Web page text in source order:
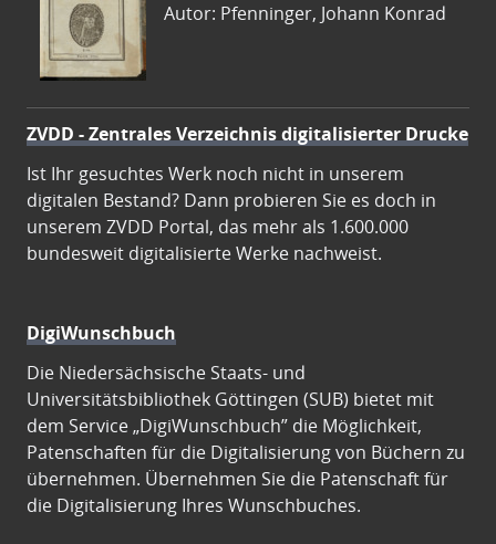
Autor: Pfenninger, Johann Konrad
ZVDD - Zentrales Verzeichnis digitalisierter Drucke
Ist Ihr gesuchtes Werk noch nicht in unserem
digitalen Bestand? Dann probieren Sie es doch in
unserem ZVDD Portal, das mehr als 1.600.000
bundesweit digitalisierte Werke nachweist.
DigiWunschbuch
Die Niedersächsische Staats- und
Universitätsbibliothek Göttingen (SUB) bietet mit
dem Service „DigiWunschbuch” die Möglichkeit,
Patenschaften für die Digitalisierung von Büchern zu
übernehmen. Übernehmen Sie die Patenschaft für
die Digitalisierung Ihres Wunschbuches.